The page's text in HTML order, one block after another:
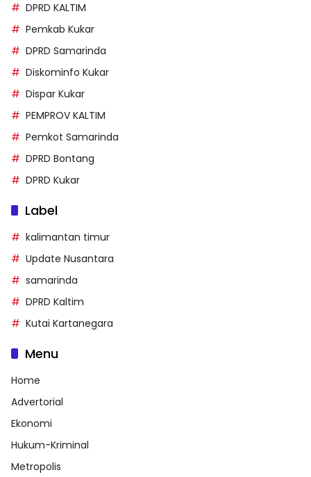
DPRD KALTIM
Pemkab Kukar
DPRD Samarinda
Diskominfo Kukar
Dispar Kukar
PEMPROV KALTIM
Pemkot Samarinda
DPRD Bontang
DPRD Kukar
Label
kalimantan timur
Update Nusantara
samarinda
DPRD Kaltim
Kutai Kartanegara
Menu
Home
Advertorial
Ekonomi
Hukum-Kriminal
Metropolis